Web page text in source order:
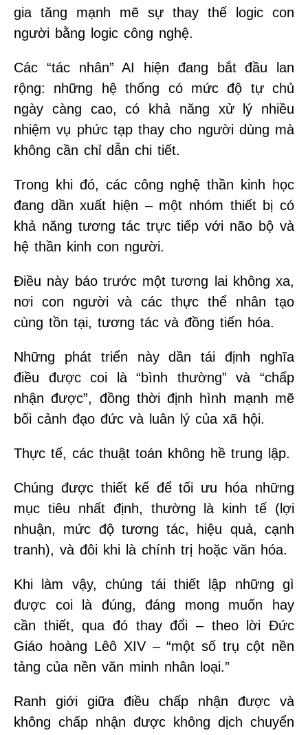
gia tăng mạnh mẽ sự thay thế logic con
người bằng logic công nghệ.
Các “tác nhân” AI hiện đang bắt đầu lan
rộng: những hệ thống có mức độ tự chủ
ngày càng cao, có khả năng xử lý nhiều
nhiệm vụ phức tạp thay cho người dùng mà
không cần chỉ dẫn chi tiết.
Trong khi đó, các công nghệ thần kinh học
đang dần xuất hiện – một nhóm thiết bị có
khả năng tương tác trực tiếp với não bộ và
hệ thần kinh con người.
Điều này báo trước một tương lai không xa,
nơi con người và các thực thể nhân tạo
cùng tồn tại, tương tác và đồng tiến hóa.
Những phát triển này dần tái định nghĩa
điều được coi là “bình thường” và “chấp
nhận được”, đồng thời định hình mạnh mẽ
bối cảnh đạo đức và luân lý của xã hội.
Thực tế, các thuật toán không hề trung lập.
Chúng được thiết kế để tối ưu hóa những
mục tiêu nhất định, thường là kinh tế (lợi
nhuận, mức độ tương tác, hiệu quả, cạnh
tranh), và đôi khi là chính trị hoặc văn hóa.
Khi làm vậy, chúng tái thiết lập những gì
được coi là đúng, đáng mong muốn hay
cần thiết, qua đó thay đổi – theo lời Đức
Giáo hoàng Lêô XIV – “một số trụ cột nền
tảng của nền văn minh nhân loại.”
Ranh giới giữa điều chấp nhận được và
không chấp nhận được không dịch chuyển